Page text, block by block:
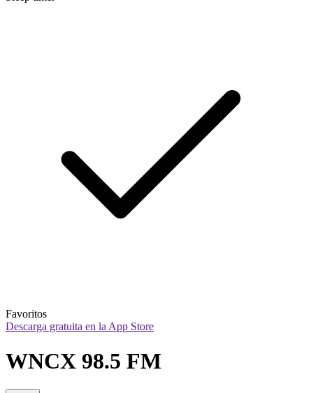
Favoritos
Descarga gratuita en la App Store
WNCX 98.5 FM